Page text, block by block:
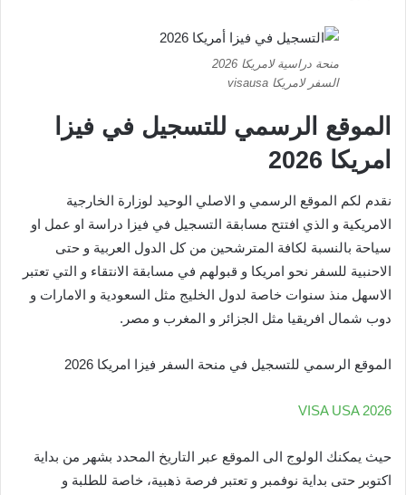
منحة دراسية لامريكا 2026
السفر لامريكا visausa
الموقع الرسمي للتسجيل في فيزا
امريكا 2026
نقدم لكم الموقع الرسمي و الاصلي الوحيد لوزارة الخارجية
الامريكية و الذي افتتح مسابقة التسجيل في فيزا دراسة او عمل او
سياحة بالنسبة لكافة المترشحين من كل الدول العربية و حتى
الاحنبية للسفر نحو امريكا و قبولهم في مسابقة الانتقاء و التي تعتبر
الاسهل منذ سنوات خاصة لدول الخليج مثل السعودية و الامارات و
دوب شمال افريقيا مثل الجزائر و المغرب و مصر.
الموقع الرسمي للتسجيل في منحة السفر فيزا امريكا 2026
VISA USA 2026
حيث يمكنك الولوج الى الموقع عبر التاريخ المحدد بشهر من بداية
اكتوبر حتى بداية نوفمبر و تعتبر فرصة ذهبية، خاصة للطلبة و